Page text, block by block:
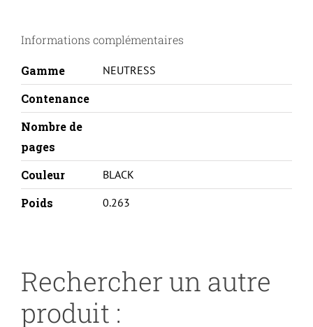
BK
Informations complémentaires
Gamme NEUTRESS
Contenance
Nombre de
pages
Couleur
BLACK
Poids 0.263
Rechercher un autre
produit :